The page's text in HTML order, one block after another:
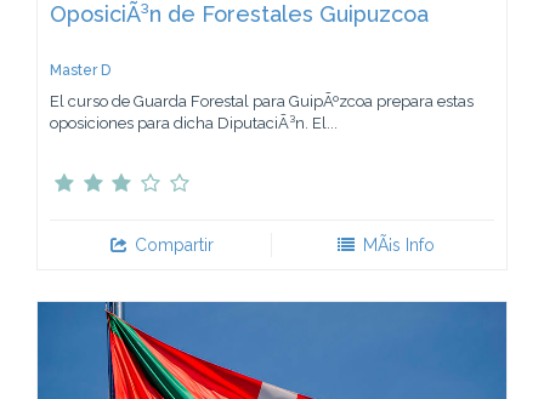
OposiciÃ³n de Forestales Guipuzcoa
Master D
El curso de Guarda Forestal para GuipÃºzcoa prepara estas
oposiciones para dicha DiputaciÃ³n. El...
Compartir MÃ¡s Info